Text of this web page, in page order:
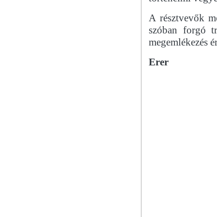
A résztvevők
szóban forgó
megemlékezés
Erer